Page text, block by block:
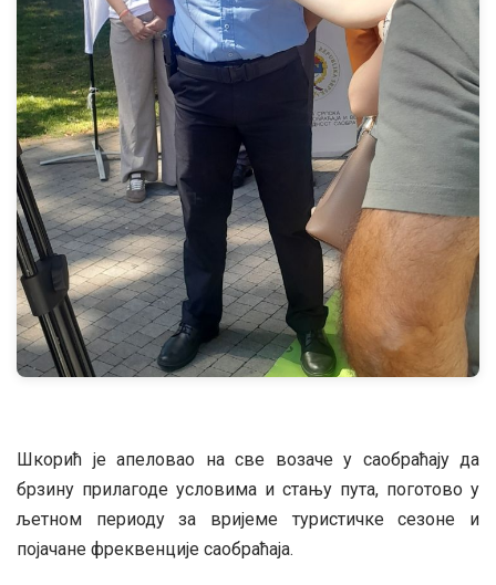
Шкорић је апеловао на све возаче у саобраћају да
брзину прилагоде условима и стању пута, поготово у
љетном периоду за вријеме туристичке сезоне и
појачане фреквенције саобраћаја.